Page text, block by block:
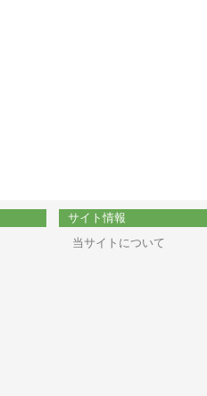
サイト情報
当サイトについて